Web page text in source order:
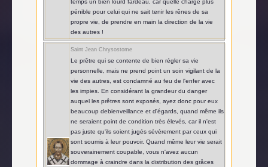
temps un bien lourd fardeau, car quelle charge plus
pénible pour celui qui ne sait tenir les rênes de sa
propre vie, de prendre en main la direction de la vie
des autres !
Saint Jean Chrysostome
Le prêtre qui se contente de bien régler sa vie
personnelle, mais ne prend point un soin vigilant de la
vie des autres, est condamné au feu de l'enfer avec
les impies. En considérant la grandeur du danger
auquel les prêtres sont exposés, ayez donc pour eux
beaucoup debienveillance et d'égards, quand même ils
ne seraient point de condition très élevés, car il n'est
pas juste qu'ils soient jugés sévèrement par ceux qui
sont soumis à leur pouvoir. Quand même leur vie serait
souverainement coupable, vous n'avez aucun
dommage à craindre dans la distribution des grâces